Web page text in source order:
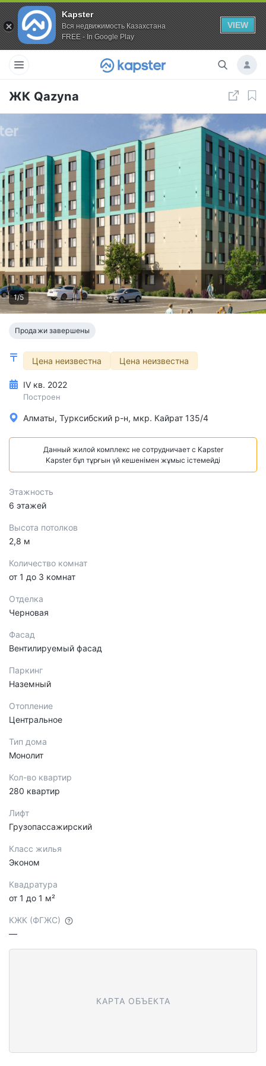
Kapster
Вся недвижимость Казахстана
FREE - In Google Play
VIEW
ЖК Qazyna
1/5
Продажи завершены
Цена неизвестна Цена неизвестна
IV кв. 2022
Построен
Алматы, Турксибский р-н, мкр. Кайрат 135/4
Данный жилой комплекс не сотрудничает с Kapster
Kapster бұл тұрғын үй кешенімен жұмыс істемейді
Этажность
6 этажей
Высота потолков
2,8 м
Количество комнат
от 1 до 3 комнат
Отделка
Черновая
Фасад
Вентилируемый фасад
Паркинг
Наземный
Отопление
Центральное
Тип дома
Монолит
Кол-во квартир
280 квартир
Лифт
Грузопассажирский
Класс жилья
Эконом
Квадратура
от 1 до 1 м²
КЖК (ФГЖС)
—
КАРТА ОБЪЕКТА